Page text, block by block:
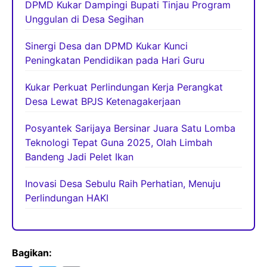
DPMD Kukar Dampingi Bupati Tinjau Program
Unggulan di Desa Segihan
Sinergi Desa dan DPMD Kukar Kunci
Peningkatan Pendidikan pada Hari Guru
Kukar Perkuat Perlindungan Kerja Perangkat
Desa Lewat BPJS Ketenagakerjaan
Posyantek Sarijaya Bersinar Juara Satu Lomba
Teknologi Tepat Guna 2025, Olah Limbah
Bandeng Jadi Pelet Ikan
Inovasi Desa Sebulu Raih Perhatian, Menuju
Perlindungan HAKI
Bagikan: